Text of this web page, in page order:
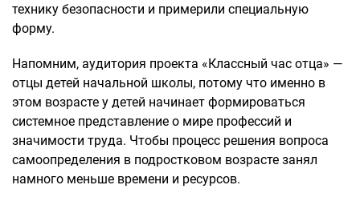
технику безопасности и примерили специальную
форму.
Напомним, аудитория проекта «Классный час отца» —
отцы детей начальной школы, потому что именно в
этом возрасте у детей начинает формироваться
системное представление о мире профессий и
значимости труда. Чтобы процесс решения вопроса
самоопределения в подростковом возрасте занял
намного меньше времени и ресурсов.